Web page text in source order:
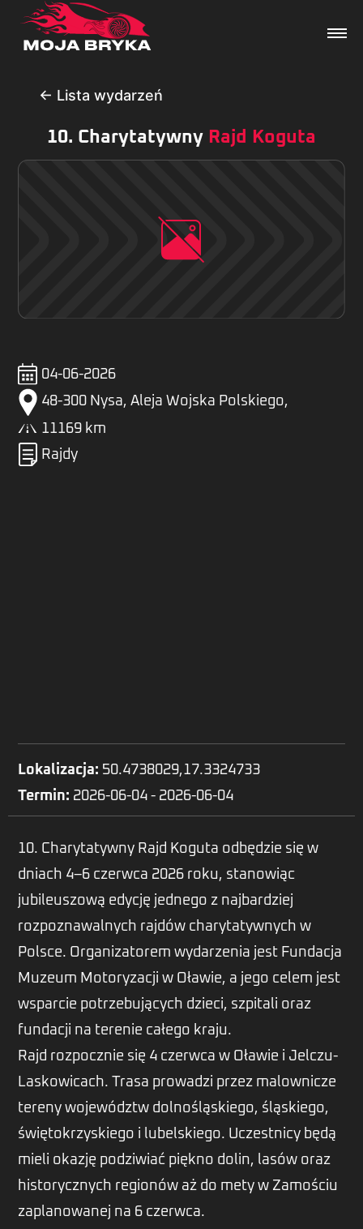
Dane techniczne
Forum
← Lista wydarzeń
10. Charytatywny Rajd Koguta
04-06-2026
48-300 Nysa, Aleja Wojska Polskiego,
11169 km
Rajdy
Lokalizacja: 50.4738029,17.3324733
Termin: 2026-06-04 - 2026-06-04
10. Charytatywny Rajd Koguta odbędzie się w
dniach 4–6 czerwca 2026 roku, stanowiąc
jubileuszową edycję jednego z najbardziej
rozpoznawalnych rajdów charytatywnych w
Polsce. Organizatorem wydarzenia jest Fundacja
Muzeum Motoryzacji w Oławie, a jego celem jest
wsparcie potrzebujących dzieci, szpitali oraz
fundacji na terenie całego kraju.
Rajd rozpocznie się 4 czerwca w Oławie i Jelczu-
Laskowicach. Trasa prowadzi przez malownicze
tereny województw dolnośląskiego, śląskiego,
świętokrzyskiego i lubelskiego. Uczestnicy będą
mieli okazję podziwiać piękno dolin, lasów oraz
historycznych regionów aż do mety w Zamościu
zaplanowanej na 6 czerwca.